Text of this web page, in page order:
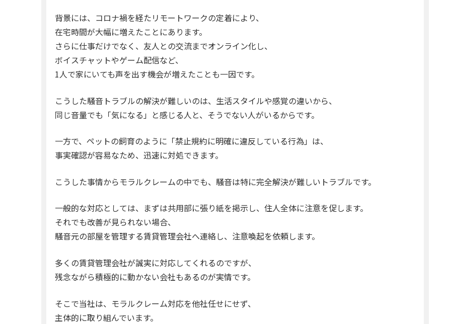
背景には、コロナ禍を経たリモートワークの定着により、
在宅時間が大幅に増えたことにあります。
さらに仕事だけでなく、友人との交流までオンライン化し、
ボイスチャットやゲーム配信など、
1人で家にいても声を出す機会が増えたことも一因です。
こうした騒音トラブルの解決が難しいのは、生活スタイルや感覚の違いから、
同じ音量でも「気になる」と感じる人と、そうでない人がいるからです。
一方で、ペットの飼育のように「禁止規約に明確に違反している行為」は、
事実確認が容易なため、迅速に対処できます。
こうした事情からモラルクレームの中でも、騒音は特に完全解決が難しいトラブルです。
一般的な対応としては、まずは共用部に張り紙を掲示し、住人全体に注意を促します。
それでも改善が見られない場合、
騒音元の部屋を管理する賃貸管理会社へ連絡し、注意喚起を依頼します。
多くの賃貸管理会社が誠実に対応してくれるのですが、
残念ながら積極的に動かない会社もあるのが実情です。
そこで当社は、モラルクレーム対応を他社任せにせず、
主体的に取り組んでいます。